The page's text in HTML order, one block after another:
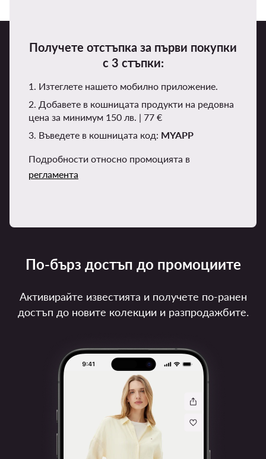
Получете отстъпка за първи покупки
с 3 стъпки:
1. Изтеглете нашето мобилно приложение.
2. Добавете в кошницата продукти на редовна
цена за минимум 150 лв. | 77 €
3. Въведете в кошницата код: MYAPP
Подробности относно промоцията в
регламента
По-бърз достъп до промоциите
Активирайте известията и получете по-ранен
достъп до новите колекции и разпродажбите.